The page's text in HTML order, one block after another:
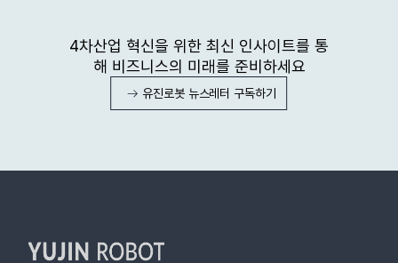
4차산업 혁신을 위한 최신 인사이트를 통
해 비즈니스의 미래를 준비하세요
유진로봇 뉴스레터 구독하기